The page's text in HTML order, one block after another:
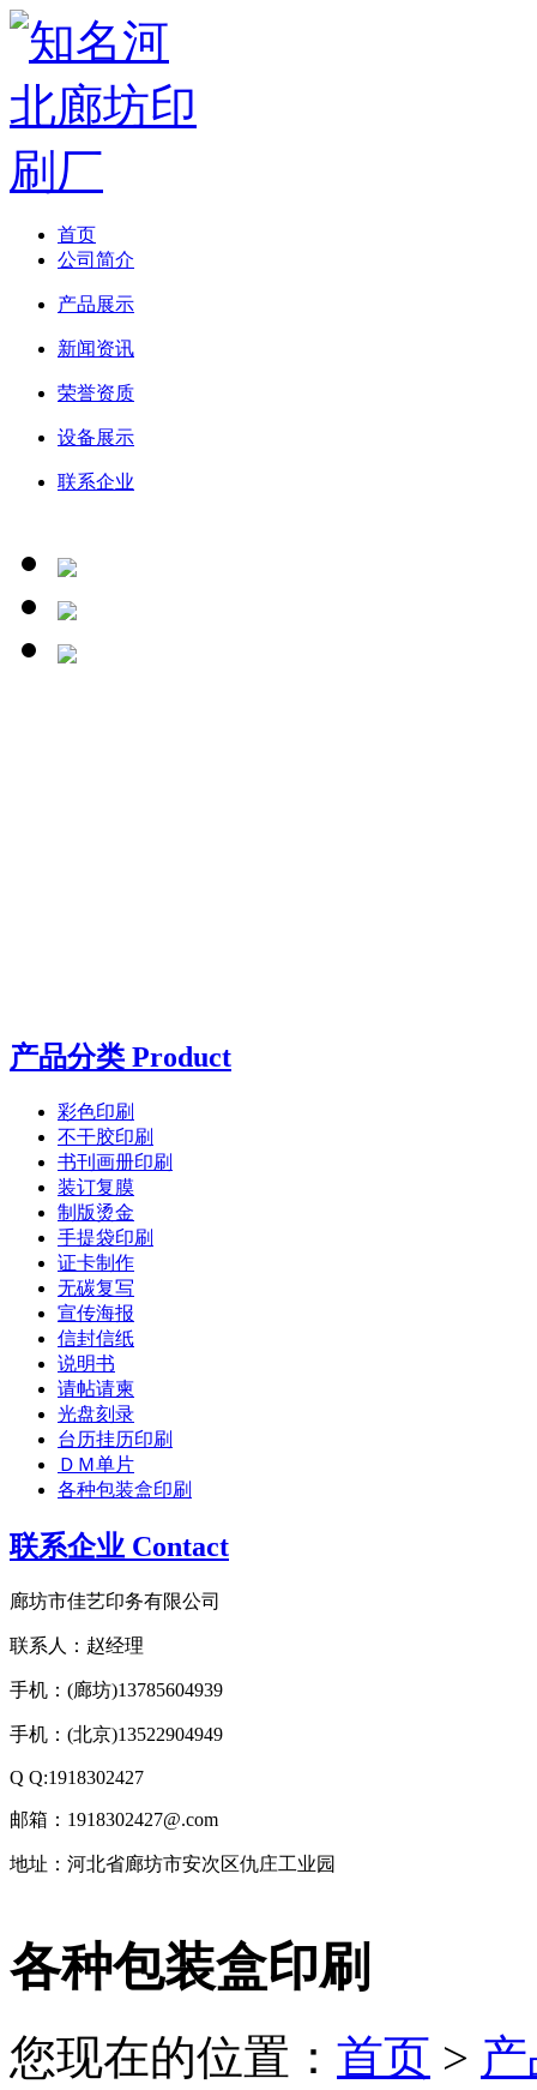
首页
公司简介
产品展示
新闻资讯
荣誉资质
设备展示
联系企业
产品分类 Product
彩色印刷
不干胶印刷
书刊画册印刷
装订复膜
制版烫金
手提袋印刷
证卡制作
无碳复写
宣传海报
信封信纸
说明书
请帖请柬
光盘刻录
台历挂历印刷
ＤＭ单片
各种包装盒印刷
联系企业 Contact
廊坊市佳艺印务有限公司
联系人：赵经理
手机：(廊坊)13785604939
手机：(北京)13522904949
Q Q:1918302427
邮箱：1918302427@.com
地址：河北省廊坊市安次区仇庄工业园
术
支
京
有
各种包装盒印刷
您现在的位置： 首页 >